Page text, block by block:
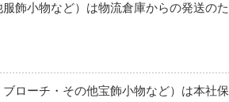
飾小物など）は物流倉庫からの発送のた
ローチ・その他宝飾小物など）は本社